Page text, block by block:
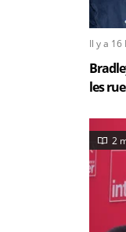
Il y a 16
les
2